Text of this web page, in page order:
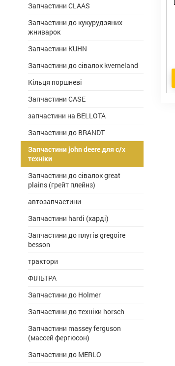
Запчастини CLAAS
Запчастини до кукурудзяних
жниварок
Запчастини KUHN
Запчастини до сівалок kverneland
Кільця поршневі
Запчастини CASE
запчастини на BELLOTA
Запчастини до BRANDT
Запчастини john deere для с/х
техніки
Запчастини до сівалок great
plains (грейт плейнз)
автозапчастини
Запчастини hardi (харді)
Запчастини до плугів gregoire
besson
трактори
ФІЛЬТРА
Запчастини до Holmer
Запчастини до техніки horsch
Запчастини massey ferguson
(массей фергюсон)
Запчастини до MERLO